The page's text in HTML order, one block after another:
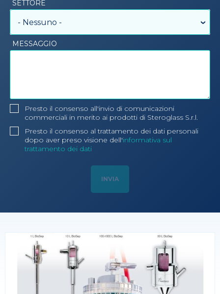
SETTORE
- Nessuno -
MESSAGGIO
Presto il consenso all'invio di comunicazioni
commerciali in merito ai prodotti di Steroglass S.r.l.
Presto il consenso al trattamento dei dati personali
dopo aver preso visione dell'informativa sul
trattamento dei dati